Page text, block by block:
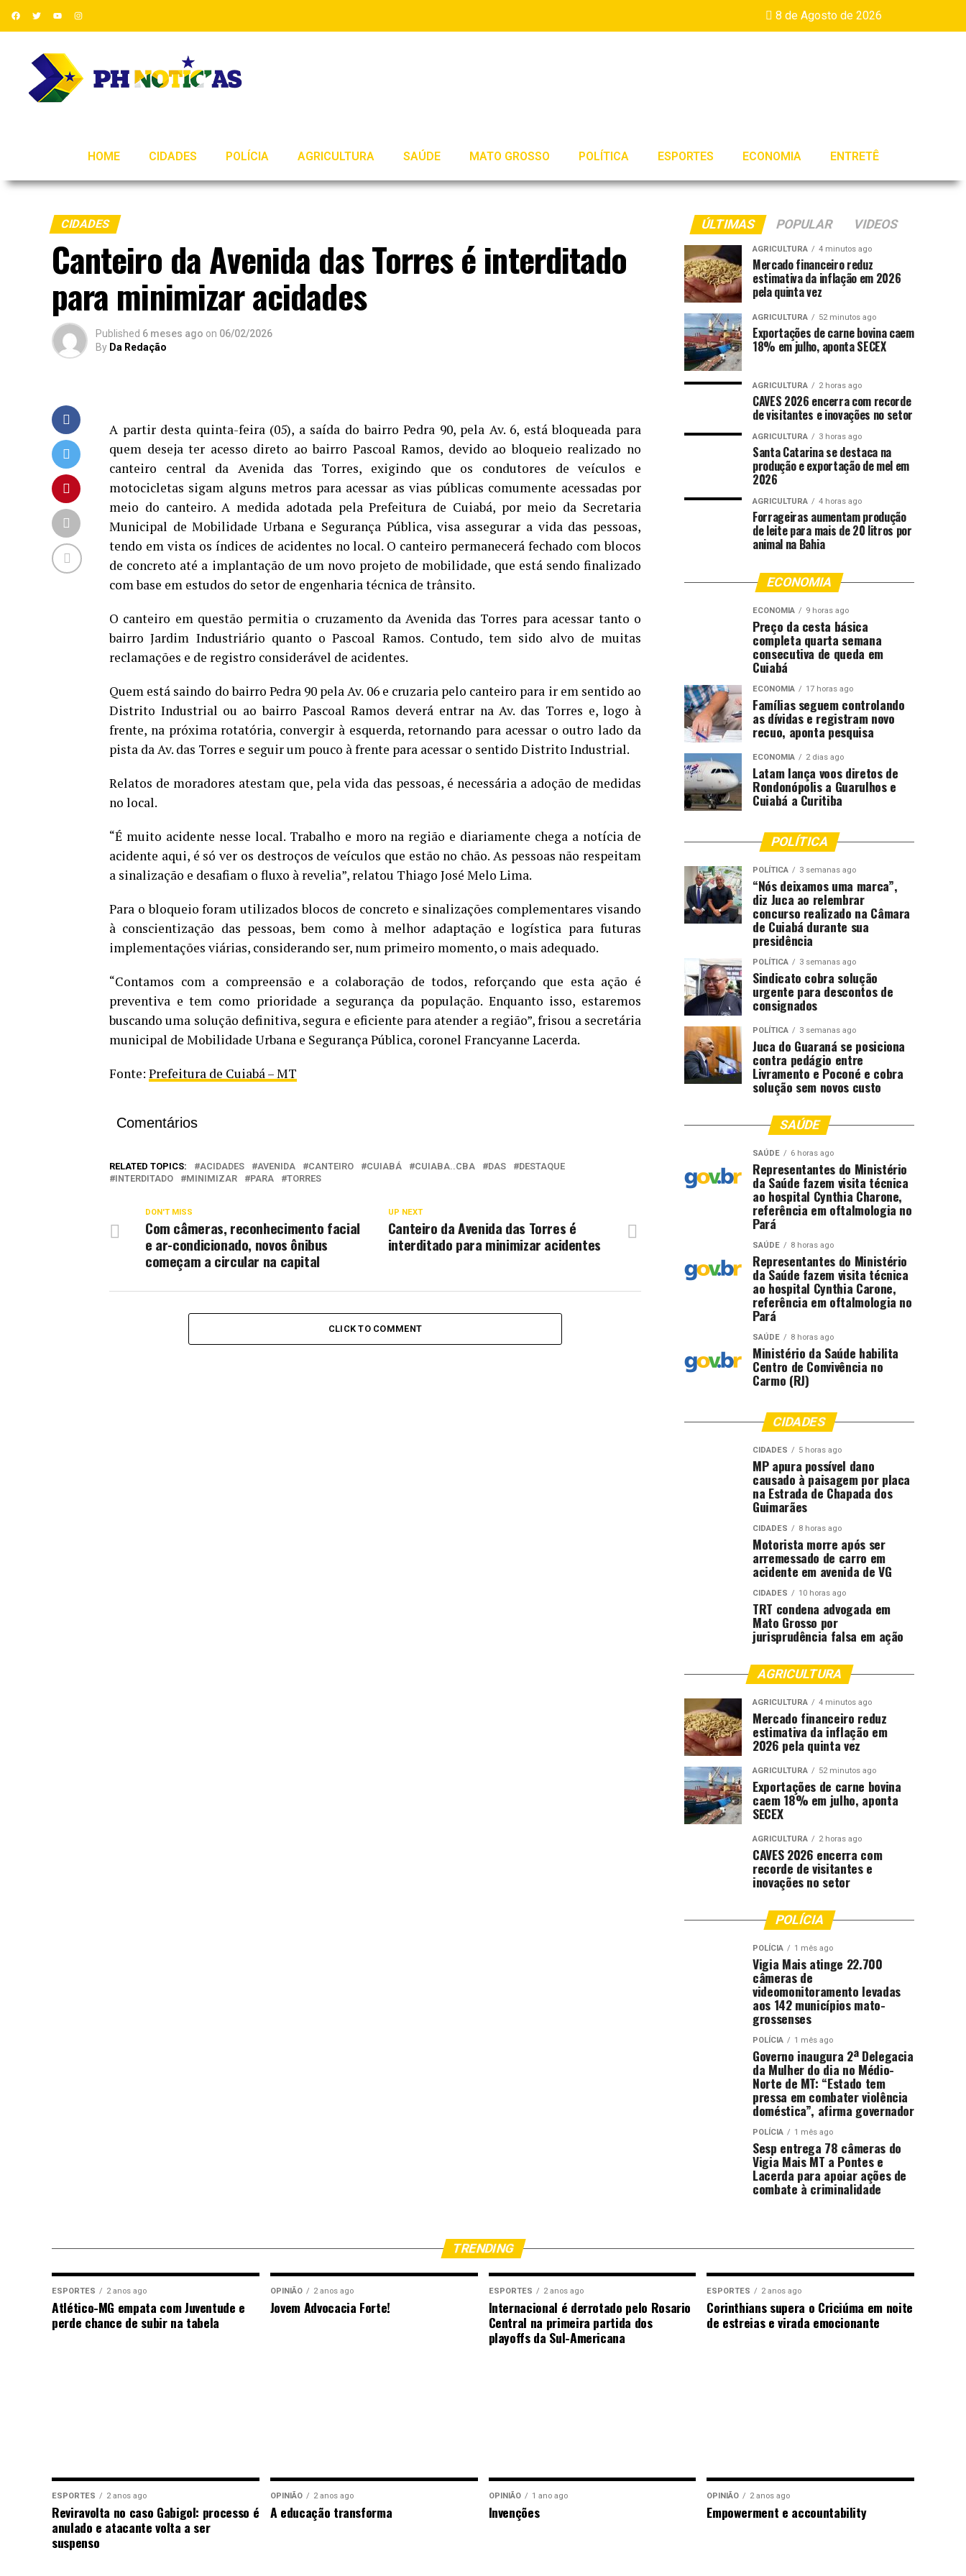
8 de Agosto de 2026
HOME CIDADES POLÍCIA AGRICULTURA SAÚDE MATO GROSSO POLÍTICA ESPORTES ECONOMIA ENTRETÊ
CIDADES
Canteiro da Avenida das Torres é interditado
para minimizar acidades
Published 6 meses ago on 06/02/2026
By Da Redação
A partir desta quinta-feira (05), a saída do bairro Pedra 90, pela Av. 6, está bloqueada para
quem deseja ter acesso direto ao bairro Pascoal Ramos, devido ao bloqueio realizado no
canteiro central da Avenida das Torres, exigindo que os condutores de veículos e
motocicletas sigam alguns metros para acessar as vias públicas comumente acessadas por
meio do canteiro. A medida adotada pela Prefeitura de Cuiabá, por meio da Secretaria
Municipal de Mobilidade Urbana e Segurança Pública, visa assegurar a vida das pessoas,
tendo em vista os índices de acidentes no local. O canteiro permanecerá fechado com blocos
de concreto até a implantação de um novo projeto de mobilidade, que está sendo finalizado
com base em estudos do setor de engenharia técnica de trânsito.
O canteiro em questão permitia o cruzamento da Avenida das Torres para acessar tanto o
bairro Jardim Industriário quanto o Pascoal Ramos. Contudo, tem sido alvo de muitas
reclamações e de registro considerável de acidentes.
Quem está saindo do bairro Pedra 90 pela Av. 06 e cruzaria pelo canteiro para ir em sentido ao
Distrito Industrial ou ao bairro Pascoal Ramos deverá entrar na Av. das Torres e, logo à
frente, na próxima rotatória, convergir à esquerda, retornando para acessar o outro lado da
pista da Av. das Torres e seguir um pouco à frente para acessar o sentido Distrito Industrial.
Relatos de moradores atestam que, pela vida das pessoas, é necessária a adoção de medidas
no local.
“É muito acidente nesse local. Trabalho e moro na região e diariamente chega a notícia de
acidente aqui, é só ver os destroços de veículos que estão no chão. As pessoas não respeitam
a sinalização e desafiam o fluxo à revelia”, relatou Thiago José Melo Lima.
Para o bloqueio foram utilizados blocos de concreto e sinalizações complementares visando
à conscientização das pessoas, bem como à melhor adaptação e logística para futuras
implementações viárias, considerando ser, num primeiro momento, o mais adequado.
“Contamos com a compreensão e a colaboração de todos, reforçando que esta ação é
preventiva e tem como prioridade a segurança da população. Enquanto isso, estaremos
buscando uma solução definitiva, segura e eficiente para atender a região”, frisou a secretária
municipal de Mobilidade Urbana e Segurança Pública, coronel Francyanne Lacerda.
Fonte: Prefeitura de Cuiabá – MT
Comentários
RELATED TOPICS: ACIDADES AVENIDA CANTEIRO CUIABÁ CUIABA..CBA DAS
DESTAQUE
INTERDITADO
MINIMIZAR PARA TORRES
UP NEXT
Canteiro da Avenida das Torres é
interditado para minimizar acidentes
DON'T MISS
Com câmeras, reconhecimento facial
e ar-condicionado, novos ônibus
começam a circular na capital
CLICK TO COMMENT
ÚLTIMAS POPULAR VIDEOS
AGRICULTURA 4 minutos ago
Mercado financeiro reduz
estimativa da inflação em 2026
pela quinta vez
AGRICULTURA 52 minutos ago
Exportações de carne bovina caem
18% em julho, aponta SECEX
AGRICULTURA 2 horas ago
CAVES 2026 encerra com recorde
de visitantes e inovações no setor
AGRICULTURA 3 horas ago
Santa Catarina se destaca na
produção e exportação de mel em
2026
AGRICULTURA 4 horas ago
Forrageiras aumentam produção
de leite para mais de 20 litros por
animal na Bahia
ECONOMIA
ECONOMIA 9 horas ago
Preço da cesta básica
completa quarta semana
consecutiva de queda em
Cuiabá
ECONOMIA 17 horas ago
Famílias seguem controlando
as dívidas e registram novo
recuo, aponta pesquisa
ECONOMIA 2 dias ago
Latam lança voos diretos de
Rondonópolis a Guarulhos e
Cuiabá a Curitiba
POLÍTICA
POLÍTICA 3 semanas ago
“Nós deixamos uma marca”,
diz Juca ao relembrar
concurso realizado na Câmara
de Cuiabá durante sua
presidência
POLÍTICA 3 semanas ago
Sindicato cobra solução
urgente para descontos de
consignados
POLÍTICA 3 semanas ago
Juca do Guaraná se posiciona
contra pedágio entre
Livramento e Poconé e cobra
solução sem novos custo
SAÚDE
SAÚDE 6 horas ago
Representantes do Ministério
da Saúde fazem visita técnica
ao hospital Cynthia Charone,
referência em oftalmologia no
Pará
SAÚDE 8 horas ago
Representantes do Ministério
da Saúde fazem visita técnica
ao hospital Cynthia Carone,
referência em oftalmologia no
Pará
SAÚDE 8 horas ago
Ministério da Saúde habilita
Centro de Convivência no
Carmo (RJ)
CIDADES
CIDADES 5 horas ago
MP apura possível dano
causado à paisagem por placa
na Estrada de Chapada dos
Guimarães
CIDADES 8 horas ago
Motorista morre após ser
arremessado de carro em
acidente em avenida de VG
CIDADES 10 horas ago
TRT condena advogada em
Mato Grosso por
jurisprudência falsa em ação
AGRICULTURA
AGRICULTURA 4 minutos ago
Mercado financeiro reduz
estimativa da inflação em
2026 pela quinta vez
AGRICULTURA 52 minutos ago
Exportações de carne bovina
caem 18% em julho, aponta
SECEX
AGRICULTURA 2 horas ago
CAVES 2026 encerra com
recorde de visitantes e
inovações no setor
POLÍCIA
POLÍCIA 1 mês ago
Vigia Mais atinge 22.700
câmeras de
videomonitoramento levadas
aos 142 municípios mato-
grossenses
POLÍCIA 1 mês ago
Governo inaugura 2ª Delegacia
da Mulher do dia no Médio-
Norte de MT: “Estado tem
pressa em combater violência
doméstica”, afirma governador
POLÍCIA 1 mês ago
Sesp entrega 78 câmeras do
Vigia Mais MT a Pontes e
Lacerda para apoiar ações de
combate à criminalidade
TRENDING
ESPORTES 2 anos ago
Atlético-MG empata com Juventude e
perde chance de subir na tabela
OPINIÃO 2 anos ago
Jovem Advocacia Forte!
ESPORTES 2 anos ago
Internacional é derrotado pelo Rosario
Central na primeira partida dos
playoffs da Sul-Americana
ESPORTES 2 anos ago
Corinthians supera o Criciúma em noite
de estreias e virada emocionante
ESPORTES 2 anos ago
Reviravolta no caso Gabigol: processo é
anulado e atacante volta a ser
suspenso
OPINIÃO 2 anos ago
A educação transforma
OPINIÃO 1 ano ago
Invenções
OPINIÃO 2 anos ago
Empowerment e accountability